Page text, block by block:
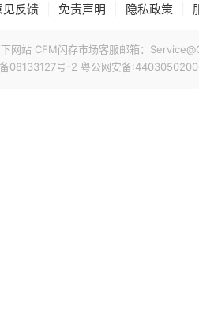
见反馈 免责声明 隐私政策
网站 CFM闪存市场客服邮箱：
08133127号-2 粤公网安备